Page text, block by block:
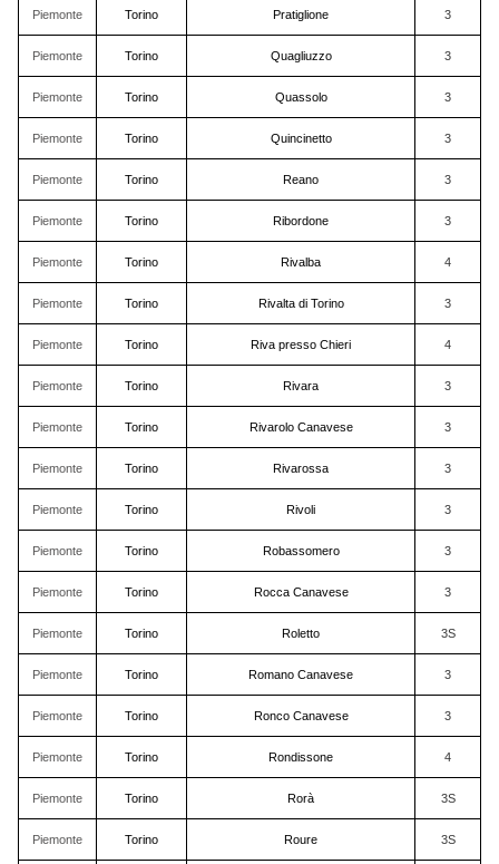
Piemonte Torino Pratiglione 3
Piemonte Torino Quagliuzzo 3
Piemonte Torino Quassolo 3
Piemonte Torino Quincinetto 3
Piemonte Torino Reano 3
Piemonte Torino Ribordone 3
Piemonte Torino Rivalba 4
Piemonte Torino Rivalta di Torino 3
Piemonte Torino Riva presso Chieri 4
Piemonte Torino Rivara 3
Piemonte Torino Rivarolo Canavese 3
Piemonte Torino Rivarossa 3
Piemonte Torino Rivoli 3
Piemonte Torino Robassomero 3
Piemonte Torino Rocca Canavese 3
Piemonte Torino Roletto 3S
Piemonte Torino Romano Canavese 3
Piemonte Torino Ronco Canavese 3
Piemonte Torino Rondissone 4
Piemonte Torino Rorà 3S
Piemonte Torino Roure 3S